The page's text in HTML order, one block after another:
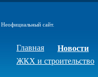
сайт.
Главная Новости
ЖКХ и строительство